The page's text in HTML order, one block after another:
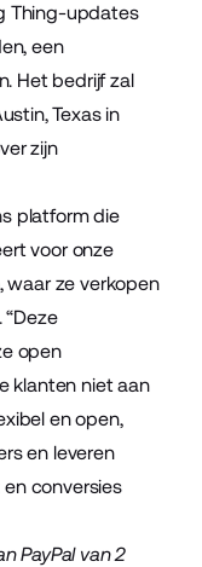
Thing-updates
een
Het bedrijf zal
Texas in
zijn
platform die
voor onze
waar ze verkopen
open
klanten niet aan
en open,
en leveren
conversies
PayPal van 2